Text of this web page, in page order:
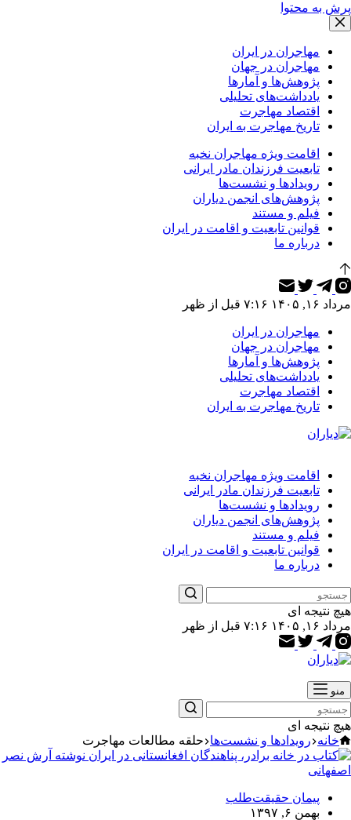
پرش به محتوا
مهاجران در ایران
مهاجران در جهان
پژوهش‌ها و آمارها
یادداشت‌های تحلیلی
اقتصاد مهاجرت
تاریخ مهاجرت به ایران
اقامت ویژه مهاجران نخبه
تابعیت فرزندان مادر ایرانی
رویدادها و نشست‌ها
پژوهش‌های انجمن دیاران
فیلم و مستند
قوانین تابعیت و اقامت در ایران
درباره ما
مرداد ۱۶, ۱۴۰۵ ۷:۱۶ قبل از ظهر
مهاجران در ایران
مهاجران در جهان
پژوهش‌ها و آمارها
یادداشت‌های تحلیلی
اقتصاد مهاجرت
تاریخ مهاجرت به ایران
اقامت ویژه مهاجران نخبه
تابعیت فرزندان مادر ایرانی
رویدادها و نشست‌ها
پژوهش‌های انجمن دیاران
فیلم و مستند
قوانین تابعیت و اقامت در ایران
درباره ما
هیچ نتیجه ای
مرداد ۱۶, ۱۴۰۵ ۷:۱۶ قبل از ظهر
منو
هیچ نتیجه ای
خانه رویدادها و نشست‌ها حلقه مطالعات مهاجرت
پیمان حقیقت‌طلب
بهمن ۶, ۱۳۹۷